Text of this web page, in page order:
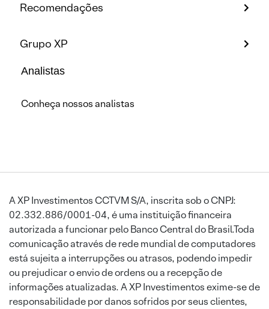
Recomendações
Grupo XP
Analistas
Conheça nossos analistas
A XP Investimentos CCTVM S/A, inscrita sob o CNPJ:
02.332.886/0001-04, é uma instituição financeira
autorizada a funcionar pelo Banco Central do Brasil.Toda
comunicação através de rede mundial de computadores
está sujeita a interrupções ou atrasos, podendo impedir
ou prejudicar o envio de ordens ou a recepção de
informações atualizadas. A XP Investimentos exime-se de
responsabilidade por danos sofridos por seus clientes,